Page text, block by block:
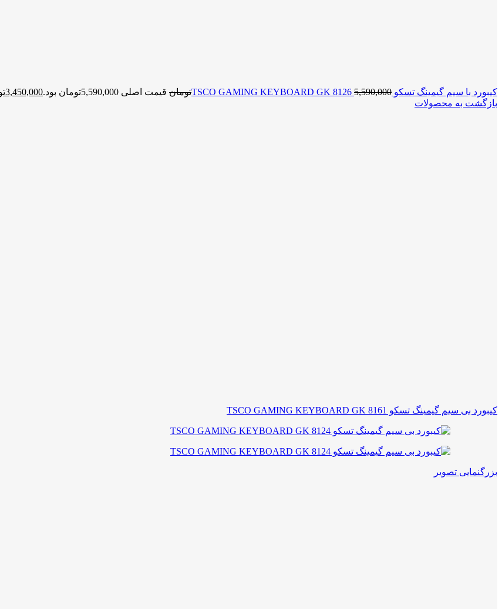
کیبورد با سیم گیمینگ تسکو TSCO GAMING KEYBOARD GK 8126 5,590,000 تومان قیمت اصلی 5,590,000تومان بود. 3,450,000
بازگشت به محصولات
کیبورد بی سیم گیمینگ تسکو TSCO GAMING KEYBOARD GK 8161
بزرگنمایی تصویر